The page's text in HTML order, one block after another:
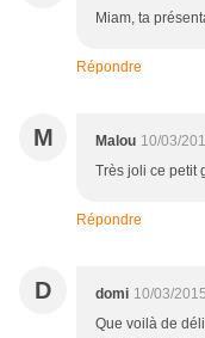
Miam, ta
Répondre
M Malou 10/03/
Très joli ce petit
Répondre
D domi 10/03/
Que voilà de